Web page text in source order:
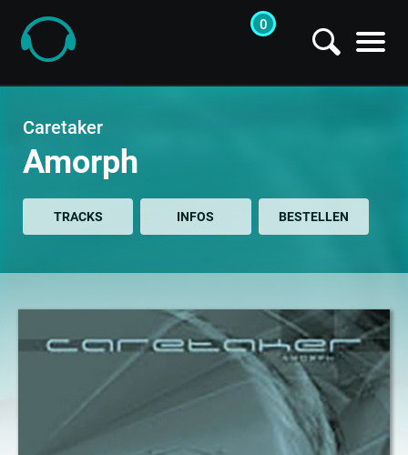
0
Caretaker
Amorph
TRACKS INFOS BESTELLEN